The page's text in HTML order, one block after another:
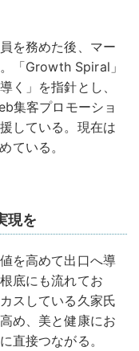
を務めた後、マー
「Growth Spiral」
く」を指針とし、
集客プロモーショ
している。現在は
ている。
現を
を高めて出口へ導
底にも流れてお
スしている久家氏
め、美と健康にお
直接つながる。